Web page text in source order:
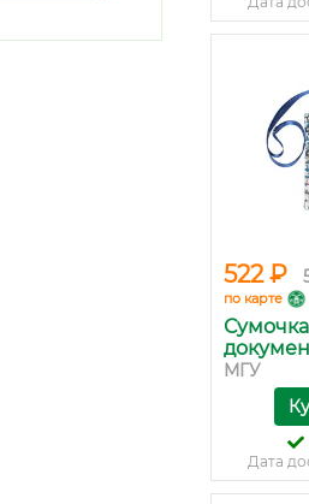
522 ₽
по карте
МГУ
Дата